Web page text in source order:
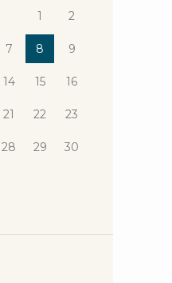
1 2
7 8 9
14 15 16
21 22 23
28 29 30